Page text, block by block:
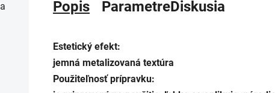
Popis ParametreDiskusia
Estetický efekt:
jemná metalizovaná textúra
Použiteľnosť prípravku: